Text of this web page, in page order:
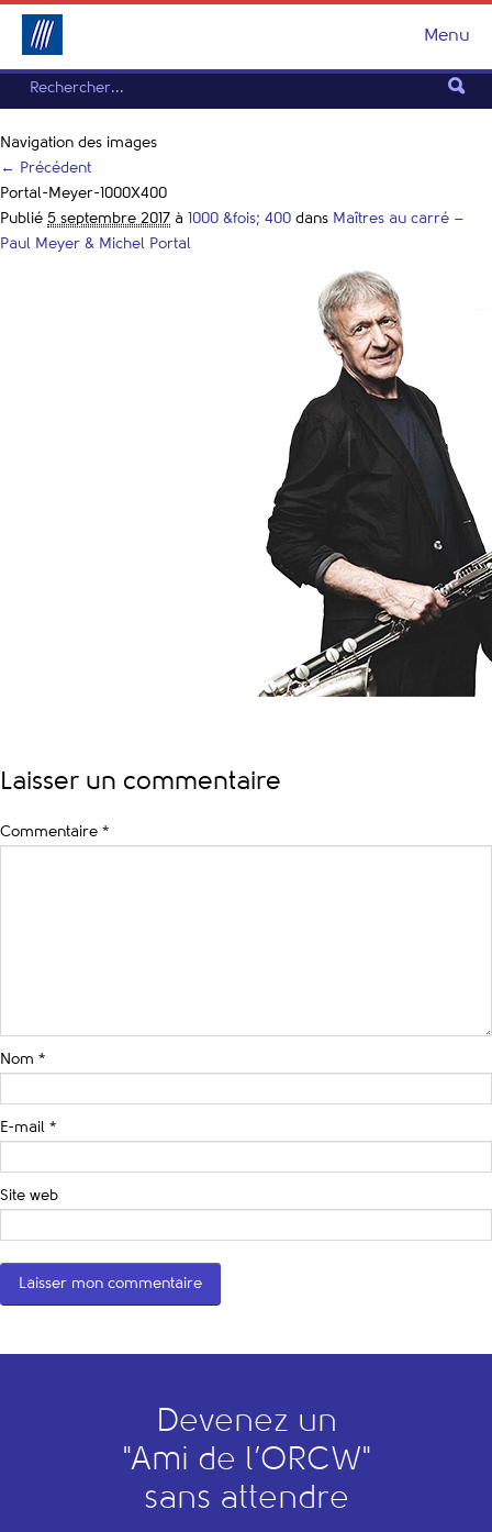
Menu
Navigation des images
← Précédent
Portal-Meyer-1000X400
Publié 5 septembre 2017 à 1000 &fois; 400 dans Maîtres au carré –
Paul Meyer & Michel Portal
Laisser un commentaire
Commentaire *
Nom *
E-mail *
Site web
Devenez un
"Ami de l’ORCW"
sans attendre